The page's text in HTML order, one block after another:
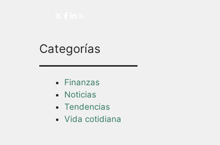
Categorías
Finanzas
Noticias
Tendencias
Vida cotidiana